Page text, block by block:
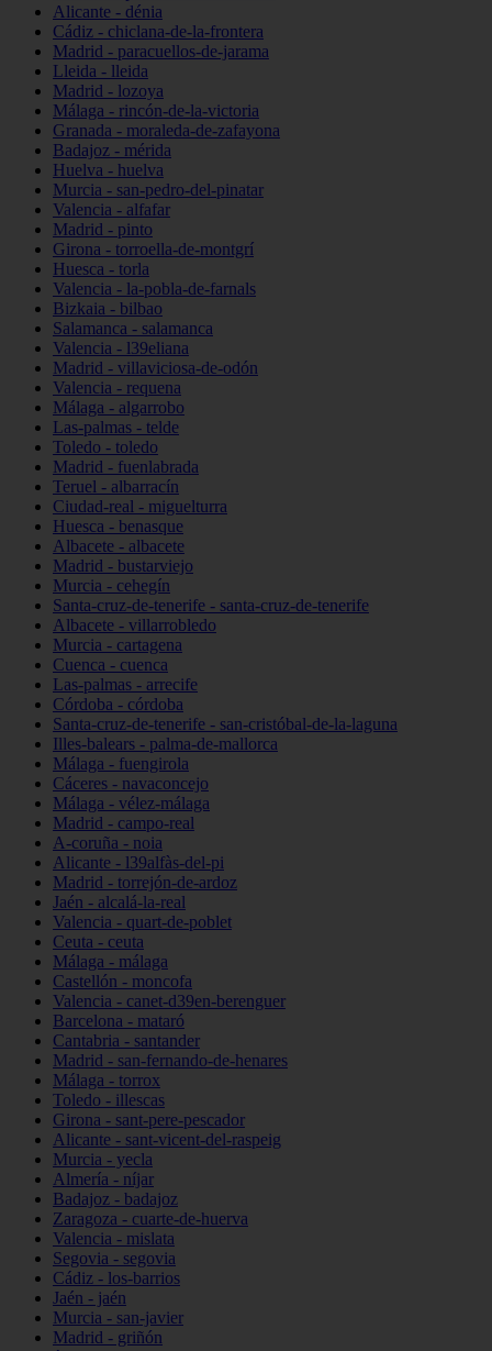
Alicante - dénia
Cádiz - chiclana-de-la-frontera
Madrid - paracuellos-de-jarama
Lleida - lleida
Madrid - lozoya
Málaga - rincón-de-la-victoria
Granada - moraleda-de-zafayona
Badajoz - mérida
Huelva - huelva
Murcia - san-pedro-del-pinatar
Valencia - alfafar
Madrid - pinto
Girona - torroella-de-montgrí
Huesca - torla
Valencia - la-pobla-de-farnals
Bizkaia - bilbao
Salamanca - salamanca
Valencia - l39eliana
Madrid - villaviciosa-de-odón
Valencia - requena
Málaga - algarrobo
Las-palmas - telde
Toledo - toledo
Madrid - fuenlabrada
Teruel - albarracín
Ciudad-real - miguelturra
Huesca - benasque
Albacete - albacete
Madrid - bustarviejo
Murcia - cehegín
Santa-cruz-de-tenerife - santa-cruz-de-tenerife
Albacete - villarrobledo
Murcia - cartagena
Cuenca - cuenca
Las-palmas - arrecife
Córdoba - córdoba
Santa-cruz-de-tenerife - san-cristóbal-de-la-laguna
Illes-balears - palma-de-mallorca
Málaga - fuengirola
Cáceres - navaconcejo
Málaga - vélez-málaga
Madrid - campo-real
A-coruña - noia
Alicante - l39alfàs-del-pi
Madrid - torrejón-de-ardoz
Jaén - alcalá-la-real
Valencia - quart-de-poblet
Ceuta - ceuta
Málaga - málaga
Castellón - moncofa
Valencia - canet-d39en-berenguer
Barcelona - mataró
Cantabria - santander
Madrid - san-fernando-de-henares
Málaga - torrox
Toledo - illescas
Girona - sant-pere-pescador
Alicante - sant-vicent-del-raspeig
Murcia - yecla
Almería - níjar
Badajoz - badajoz
Zaragoza - cuarte-de-huerva
Valencia - mislata
Segovia - segovia
Cádiz - los-barrios
Jaén - jaén
Murcia - san-javier
Madrid - griñón